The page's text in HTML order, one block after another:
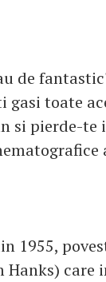
de
gasi toate
si pierde-
1955,
care